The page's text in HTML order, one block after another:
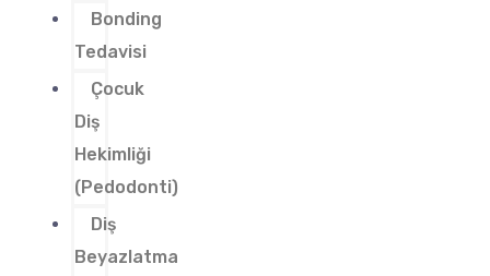
Bonding
Tedavisi
Çocuk
Diş
Hekimliği
(Pedodonti)
Diş
Beyazlatma